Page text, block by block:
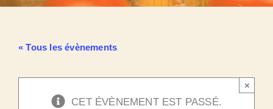
« Tous les évènements
CET ÉVÈNEMENT EST PASSÉ.
×